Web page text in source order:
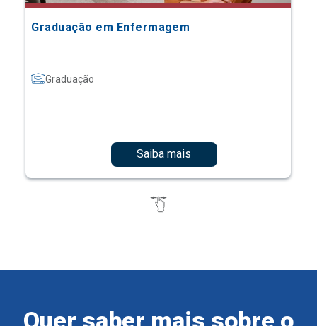
Graduação em Enfermagem
Graduação
Saiba mais
Quer saber mais sobre o